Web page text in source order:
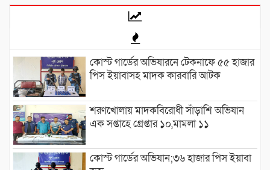
কোস্ট গার্ডের অভিযারনে টেকনাফে ৫৫ হাজার
পিস ইয়াবাসহ মাদক কারবারি আটক
শরণখোলায় মাদকবিরোধী সাঁড়াশি অভিযান
এক সপ্তাহে গ্রেপ্তার ১০,মামলা ১১
কোস্ট গার্ডের অভিযান;৩৬ হাজার পিস ইয়াবা